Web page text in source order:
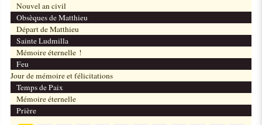
Nouvel an civil
Obsèques de Matthieu
Départ de Matthieu
Sainte Ludmilla
Mémoire éternelle !
Feu
Jour de mémoire et félicitations
Temps de Paix
Mémoire éternelle
Prière